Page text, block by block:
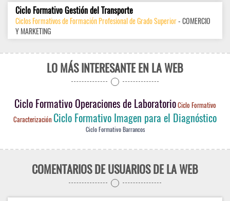
Ciclo Formativo Gestión del Transporte
Ciclos Formativos de Formación Profesional de Grado Superior- COMERCIO
Y MARKETING
LO MÁS INTERESANTE EN LA WEB
Ciclo Formativo Operaciones de LaboratorioCiclo Formativo
Caracterización Ciclo Formativo Imagen para el Diagnóstico
Ciclo Formativo Barrancos
COMENTARIOS DE USUARIOS DE LA WEB